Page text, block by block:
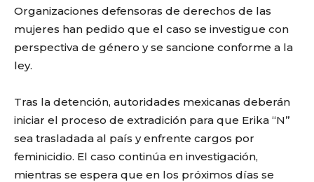
Organizaciones defensoras de derechos de las
mujeres han pedido que el caso se investigue con
perspectiva de género y se sancione conforme a la
ley.
Tras la detención, autoridades mexicanas deberán
iniciar el proceso de extradición para que Erika “N”
sea trasladada al país y enfrente cargos por
feminicidio. El caso continúa en investigación,
mientras se espera que en los próximos días se